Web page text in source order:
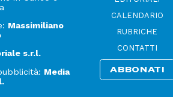
Massimiliano
s.r.l.
Media
CALENDARIO
RUBRICHE
CONTATTI
ABBONATI